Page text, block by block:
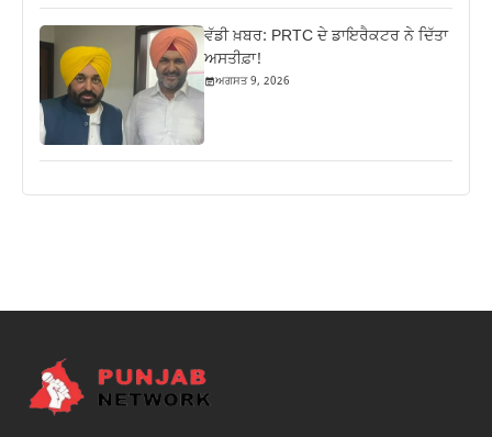
ਵੱਡੀ ਖ਼ਬਰ: PRTC ਦੇ ਡਾਇਰੈਕਟਰ ਨੇ ਦਿੱਤਾ
ਅਸਤੀਫ਼ਾ!
ਅਗਸਤ 9, 2026